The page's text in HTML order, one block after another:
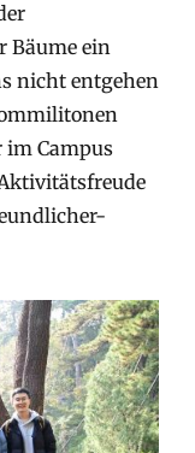
Bäume ein
nicht entgehen
Campus